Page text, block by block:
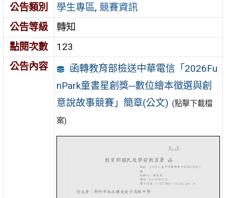
公告類別 學生專區, 競賽資訊
公告等級
轉知
點閱次數
123
公告內容
函轉教育部檢送中華電信「2026Fu
nPark童書星創獎─數位繪本徵選與創
意說故事競賽」簡章(公文) (點擊下載檔
案)